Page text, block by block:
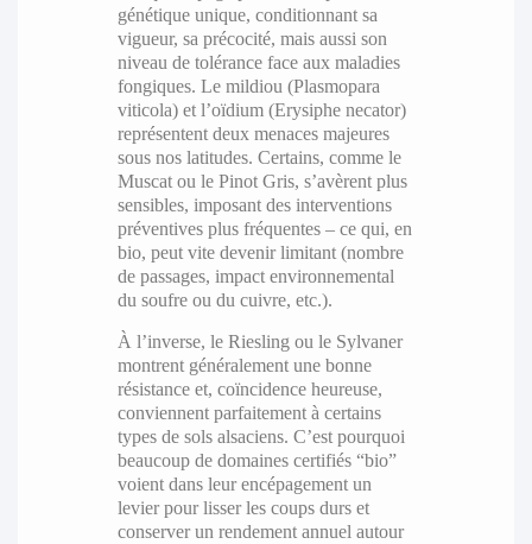
génétique unique, conditionnant sa
vigueur, sa précocité, mais aussi son
niveau de tolérance face aux maladies
fongiques. Le mildiou (Plasmopara
viticola) et l’oïdium (Erysiphe necator)
représentent deux menaces majeures
sous nos latitudes. Certains, comme le
Muscat ou le Pinot Gris, s’avèrent plus
sensibles, imposant des interventions
préventives plus fréquentes – ce qui, en
bio, peut vite devenir limitant (nombre
de passages, impact environnemental
du soufre ou du cuivre, etc.).
À l’inverse, le Riesling ou le Sylvaner
montrent généralement une bonne
résistance et, coïncidence heureuse,
conviennent parfaitement à certains
types de sols alsaciens. C’est pourquoi
beaucoup de domaines certifiés “bio”
voient dans leur encépagement un
levier pour lisser les coups durs et
conserver un rendement annuel autour